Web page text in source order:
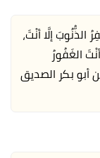
إلَّا أنْتَ،
الغَفُورُ
أبو بكر الصديق